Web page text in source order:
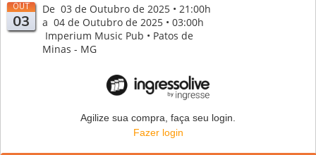
OUT
03
De 03 de Outubro de 2025 • 21:00h
a 04 de Outubro de 2025 • 03:00h
Imperium Music Pub • Patos de
Minas - MG
Agilize sua compra, faça seu login.
Fazer login